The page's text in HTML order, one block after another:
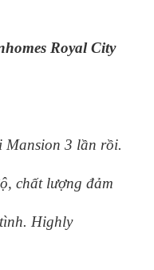
Royal City
Mansion 3 lần rồi.
chất lượng đảm
Highly